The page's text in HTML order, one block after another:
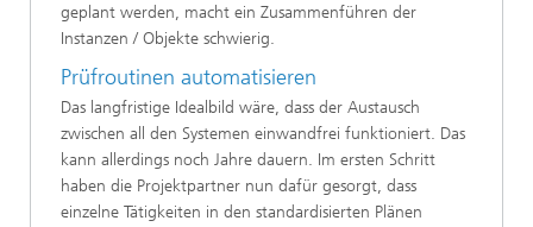
geplant werden, macht ein Zusammenführen der
Instanzen / Objekte schwierig.
Prüfroutinen automatisieren
Das langfristige Idealbild wäre, dass der Austausch
zwischen all den Systemen einwandfrei funktioniert. Das
kann allerdings noch Jahre dauern. Im ersten Schritt
haben die Projektpartner nun dafür gesorgt, dass
einzelne Tätigkeiten in den standardisierten Plänen